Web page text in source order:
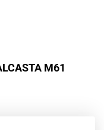
M61